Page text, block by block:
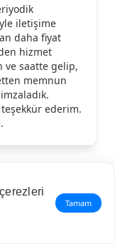
iletişime
daha fiyat
hizmet
ve saatte gelip,
memnun
teşekkür ederim.
Ağustos 2026
Tamam